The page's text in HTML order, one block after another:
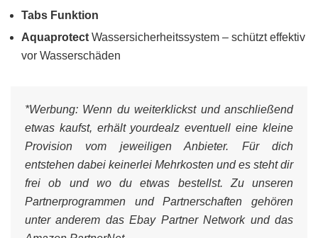
Tabs Funktion
Aquaprotect Wassersicherheitssystem – schützt effektiv
vor Wasserschäden
*Werbung: Wenn du weiterklickst und anschließend
etwas kaufst, erhält yourdealz eventuell eine kleine
Provision vom jeweiligen Anbieter. Für dich
entstehen dabei keinerlei Mehrkosten und es steht dir
frei ob und wo du etwas bestellst. Zu unseren
Partnerprogrammen und Partnerschaften gehören
unter anderem das Ebay Partner Network und das